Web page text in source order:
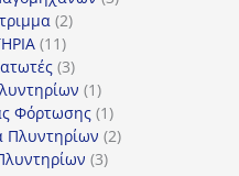
22
1111
προϊόντα
33
προϊόντα
11
προϊόν
Φόρτωσης 11
προϊόν
Πλυντηρίων 22
33